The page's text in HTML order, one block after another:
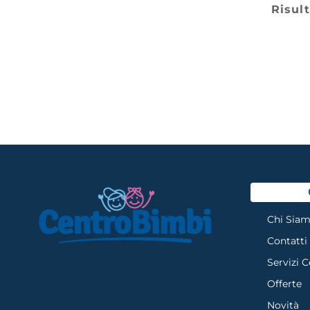
Chi
Contatti
Servizi
Offerte
Novità